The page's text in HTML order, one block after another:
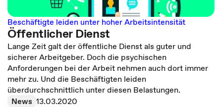
Beschäftigte leiden unter hoher Arbeitsintensität
Öffentlicher Dienst
Lange Zeit galt der öffentliche Dienst als guter und
sicherer Arbeitgeber. Doch die psychischen
Anforderungen bei der Arbeit nehmen auch dort immer
mehr zu. Und die Beschäftigten leiden
überdurchschnittlich unter diesen Belastungen.
News 13.03.2020